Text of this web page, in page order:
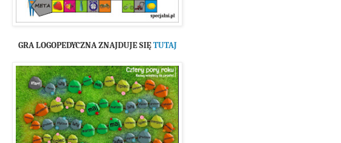
GRA LOGOPEDYCZNA ZNAJDUJE SIĘTUTAJ